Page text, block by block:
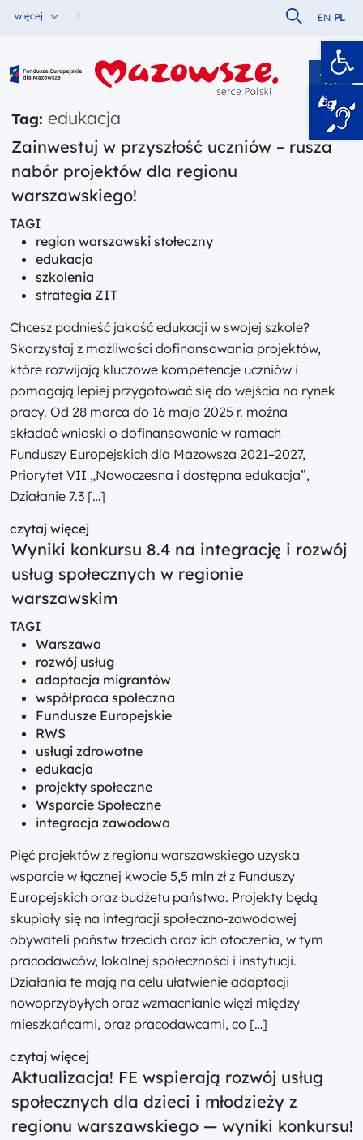
więcej Szukaj w
EN PL
Fundusze Europejskie dla Mazowsza
Tag: edukacja
Zainwestuj w przyszłość uczniów – rusza
nabór projektów dla regionu
warszawskiego!
TAGI
region warszawski stołeczny
edukacja
szkolenia
strategia ZIT
Chcesz podnieść jakość edukacji w swojej szkole?
Skorzystaj z możliwości dofinansowania projektów,
które rozwijają kluczowe kompetencje uczniów i
pomagają lepiej przygotować się do wejścia na rynek
pracy. Od 28 marca do 16 maja 2025 r. można
składać wnioski o dofinansowanie w ramach
Funduszy Europejskich dla Mazowsza 2021–2027,
Priorytet VII „Nowoczesna i dostępna edukacja”,
Działanie 7.3 […]
czytaj więcej
Wyniki konkursu 8.4 na integrację i rozwój
usług społecznych w regionie
warszawskim
TAGI
Warszawa
rozwój usług
adaptacja migrantów
współpraca społeczna
Fundusze Europejskie
RWS
usługi zdrowotne
edukacja
projekty społeczne
Wsparcie Społeczne
integracja zawodowa
Pięć projektów z regionu warszawskiego uzyska
wsparcie w łącznej kwocie 5,5 mln zł z Funduszy
Europejskich oraz budżetu państwa. Projekty będą
skupiały się na integracji społeczno-zawodowej
obywateli państw trzecich oraz ich otoczenia, w tym
pracodawców, lokalnej społeczności i instytucji.
Działania te mają na celu ułatwienie adaptacji
nowoprzybyłych oraz wzmacnianie więzi między
mieszkańcami, oraz pracodawcami, co […]
czytaj więcej
Aktualizacja! FE wspierają rozwój usług
społecznych dla dzieci i młodzieży z
regionu warszawskiego — wyniki konkursu!